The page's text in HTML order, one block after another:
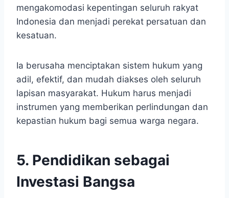
mengakomodasi kepentingan seluruh rakyat
Indonesia dan menjadi perekat persatuan dan
kesatuan.
Ia berusaha menciptakan sistem hukum yang
adil, efektif, dan mudah diakses oleh seluruh
lapisan masyarakat. Hukum harus menjadi
instrumen yang memberikan perlindungan dan
kepastian hukum bagi semua warga negara.
5. Pendidikan sebagai
Investasi Bangsa